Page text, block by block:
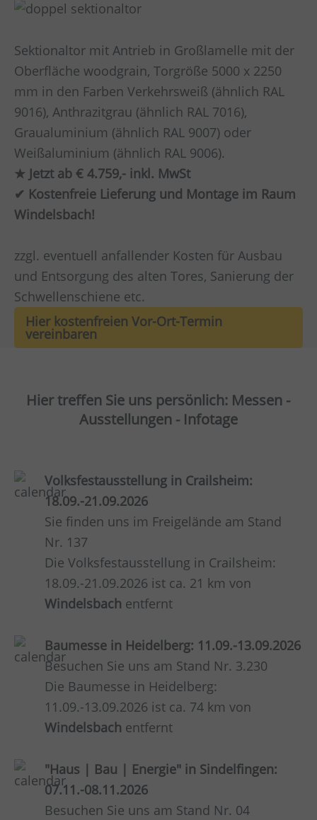
Sektionaltor mit Antrieb in Großlamelle mit der
Oberfläche woodgrain, Torgröße 5000 x 2250
mm in den Farben Verkehrsweiß (ähnlich RAL
9016), Anthrazitgrau (ähnlich RAL 7016),
Graualuminium (ähnlich RAL 9007) oder
Weißaluminium (ähnlich RAL 9006).
★ Jetzt ab € 4.759,- inkl. MwSt
✔ Kostenfreie Lieferung und Montage im Raum
Windelsbach!
zzgl. eventuell anfallender Kosten für Ausbau
und Entsorgung des alten Tores, Sanierung der
Schwellenschiene etc.
Hier kostenfreien Vor-Ort-Termin
vereinbaren
Hier treffen Sie uns persönlich: Messen -
Ausstellungen - Infotage
Volksfestausstellung in Crailsheim:
18.09.-21.09.2026
Sie finden uns im Freigelände am Stand
Nr. 137
Die Volksfestausstellung in Crailsheim:
18.09.-21.09.2026 ist ca. 21 km von
Windelsbach entfernt
Baumesse in Heidelberg: 11.09.-13.09.2026
Besuchen Sie uns am Stand Nr. 3.230
Die Baumesse in Heidelberg:
11.09.-13.09.2026 ist ca. 74 km von
Windelsbach entfernt
"Haus | Bau | Energie" in Sindelfingen:
07.11.-08.11.2026
Besuchen Sie uns am Stand Nr. 04